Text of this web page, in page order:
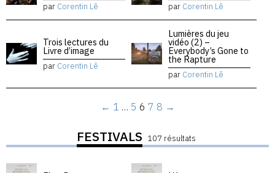
par Corentin Lê par Corentin Lê
Trois lectures du
Livre d’image
par Corentin Lê
Lumières du jeu
vidéo (2) –
Everybody’s Gone to
the Rapture
par Corentin Lê
← 1 … 5 6 7 8 →
FESTIVALS 107 résultats